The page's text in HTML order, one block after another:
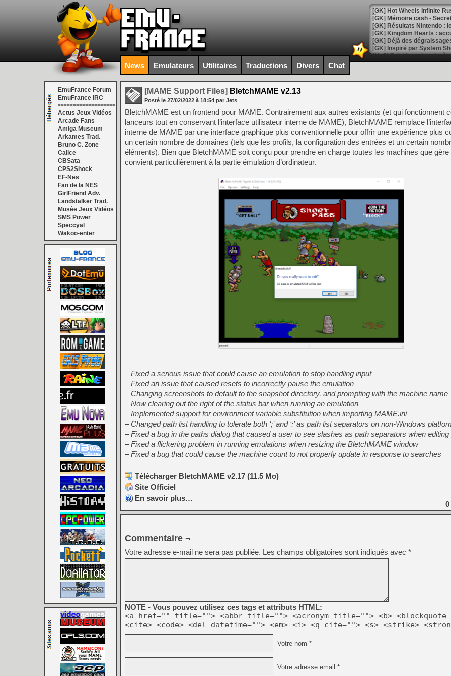
[GK] Hot Wheels Infinite
[GK] Mémoire cash -
[GK] Résultats Nintendo :
[GK] Déjà des
[Mo5] Brickboy cherche à
[GK] Minecraft et ses «
[GK] Beast of
[GK] Ubisoft : fin de partie
[GK] Mémoire cash -
[GK] Dan Houser (GTA)
[GK] Comment EA Sports
[GK] Crimson Moon : un
[GK] Isle of Reveries : le
[GK] Moonlighter 2 : The
[GK] Capcom relance
[Mo5] Deux inédits du
[GK] Le beat'em up The
[GK] Endless Legend 2 :
[LS] [PS5] Le WebKit
[GK] Oubliez Crazy Taxi,
[LS] [Switch] NSZ 5.0.0
[GK] No More Room in
[GK] Un chatbot Atelier
[GK] Mémoire cash -
[GK] Nvidia : le prix des
[GK] Suikoden Star Leap
[Mo5] La mini borne
[GK] Atari renoue avec
[GK] Test : Restory : Chill
[GK] GTA 6 : Rockstar
News Emulateurs Utilitaires Traductions Divers Chat
EmuFrance Forum
EmuFrance IRC
===================
Actus Jeux Vidéos
Arcade Fans
Amiga Museum
Arkames Trad.
Bruno C. Zone
Calice
CBSata
CPS2Shock
EF-Nes
Fan de la NES
GirlFriend Adv.
Landstalker Trad.
Musée Jeux Vidéos
SMS Power
Speccyal
Wakoo-enter
[MAME Support Files] BletchMAME v2.13
Posté le 27/02/2022 à 18:54 par Jets
BletchMAME est un frontend pour MAME. Contrairement aux autres existants (et qui fonctionnent
lanceurs tout en conservant l’interface utilisateur interne de MAME), BletchMAME remplace
interne de MAME par une interface graphique plus conventionnelle pour offrir une expérience plus
un certain nombre de domaines (tels que les profils, la configuration des entrées et un certain
éléments). Bien que BletchMAME soit conçu pour prendre en charge toutes les machines que
convient particulièrement à la partie émulation d’ordinateur.
– Fixed a serious issue that could cause an emulation to stop handling input
– Fixed an issue that caused resets to incorrectly pause the emulation
– Changing screenshots to default to the snapshot directory, and prompting with the machine name
– Now clearing out the right of the status bar when running an emulation
– Implemented support for environment variable substitution when importing MAME.ini
– Changed path list handling to tolerate both ‘;’ and ‘:’ as path list separators on non-Windows
– Fixed a bug in the paths dialog that caused a user to see slashes as path separators when
– Fixed a flickering problem in running emulations when resizing the BletchMAME window
– Fixed a bug that could cause the machine count to not properly update in response to searches
Télécharger BletchMAME v2.17 (11.5 Mo)
Site Officiel
En savoir plus…
0
Commentaire ¬
Votre adresse e-mail ne sera pas publiée. Les champs obligatoires sont indiqués avec *
NOTE - Vous pouvez utilisez ces tags et attributs HTML:
<a href="" title=""> <abbr title=""> <acronym title=""> <b> <blockquote
<cite> <code> <del datetime=""> <em> <i> <q cite=""> <s> <strike>
Votre nom *
Votre adresse email *